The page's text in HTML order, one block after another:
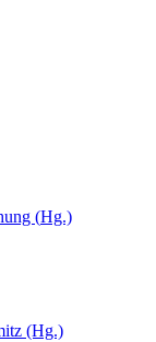
(Hg.)
(Hg.)